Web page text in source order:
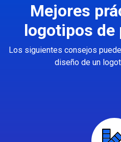
Mejores
logotipos de
Los siguientes consejos
diseño de un